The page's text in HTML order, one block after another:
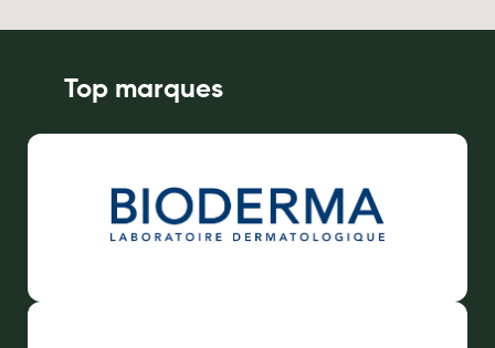
Piqûres insectes
Appareils
Contention veineuse
Accessoires pieds et semelles
Top marques